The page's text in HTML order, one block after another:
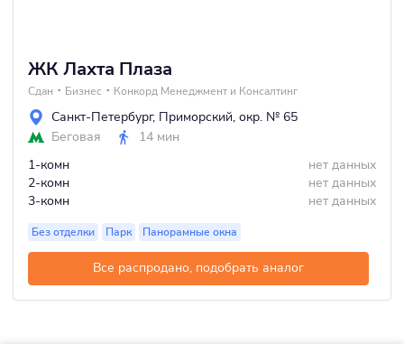
ЖК Лахта Плаза
Сдан Бизнес Конкорд Менеджмент и Консалтинг
Санкт-Петербург, Приморский, окр. № 65
Беговая
14 мин
1-комн
нет данных
2-комн
нет данных
3-комн
нет данных
Без отделки Парк Панорамные окна
Все распродано, подобрать аналог